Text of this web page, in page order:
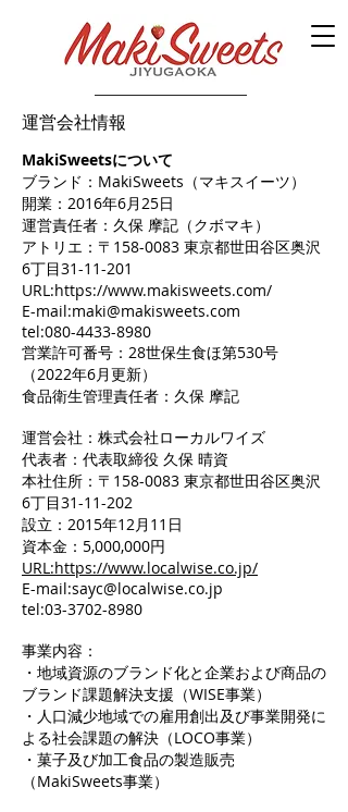
運営会社情報
MakiSweetsについて
ブランド：MakiSweets（マキスイーツ）
開業：2016年6月25日
運営責任者：久保 摩記（クボマキ）
アトリエ：〒158-0083 東京都世田谷区奥沢
6丁目31-11-201
URL:https://www.makisweets.com/
E-mail:maki@makisweets.com
tel:080-4433-8980
営業許可番号：28世保生食ほ第530号
（2022年6月更新）
食品衛生管理責任者：久保 摩記
運営会社： 株式会社ローカルワイズ
代表者：代表取締役 久保 晴資
本社住所： 〒158-0083 東京都世田谷区奥沢
6丁目31-11-202
設立：2015年12月11日
資本金：5,000,000円
URL:https://www.localwise.co.jp/
E-mail:sayc@localwise.co.jp
tel:03-3702-8980
事業内容：
・地域資源のブランド化と企業および商品の
ブランド課題解決支援（WISE事業）
・人口減少地域での雇用創出及び事業開発に
よる社会課題の解決（LOCO事業）
・菓子及び加工食品の製造販売
（MakiSweets事業）